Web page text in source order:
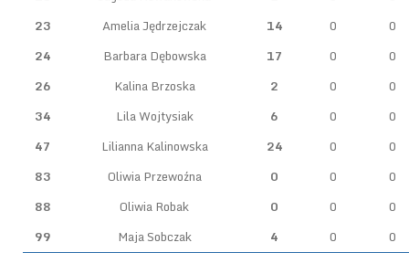
23
Amelia Jędrzejczak 14 0
0
24
Barbara Dębowska 17 0
0
26
Kalina Brzoska 2 0
0
34
Lila Wojtysiak 6 0
0
47
Lilianna Kalinowska 24 0
0
83
Oliwia Przewoźna 0 0
0
88
Oliwia Robak 0 0
0
99
Maja Sobczak 4 0
0